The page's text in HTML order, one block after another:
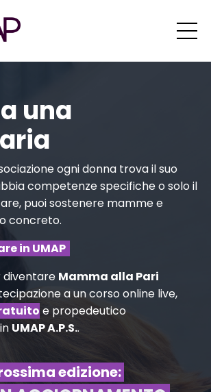
una
ogni donna trova il suo
competenze specifiche o solo il
puoi sostenere mamme e
concreto.
in UMAP
diventare Mamma alla Pari
a uncorso online live,
e propedeutico
UMAP A.P.S..
edizione: